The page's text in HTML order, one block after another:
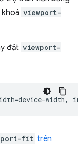
khoá viewport-
đặt viewport-
fit trên